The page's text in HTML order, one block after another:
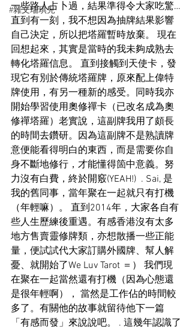
#雜文瑞琪兒
一些路人占卜過，結果準得令大家吃驚…
直到有一刻，我不想因為抽牌結果影響
自己決定，所以把塔羅暫時放棄。 現在
回想起來，其實是當時的我未夠成熟去
轉化塔羅信息。 直到接觸到天使卡，發
現它有別於傳統塔羅牌，原來配上偉特
牌使用，有另一種新的感受。同時我亦
開始學習使用奧修禪卡（已改名成為奧
修禪塔羅）老實說，這副牌我用了頗長
的時間去鑽研。因為這副牌不是熟讀牌
意便能看得明白的東西，而是需要你自
身不斷地修行，才能懂得箇中意義。努
力沒有白費，終於開竅(YEAH!)  . Sai, 是
我的舊同事，當年聚在一起就只有打機
（年輕嘛）。 直到2014年，大家各自有
些人生歷練後重遇。有感香港沒有太多
地方售賣靈修牌類，亦想散播一些正能
量，便試試代大家訂購外國牌、幫人解
憂、就開始了We Luv Tarot ＝） 我們現
在聚在一起當然還有打機（因為心態還
是很年輕啊）， 當然是工作佔的時間較
多了。有關他的故事就留待他下一篇
「有感而發」來說說吧。 . 這幾年認識了